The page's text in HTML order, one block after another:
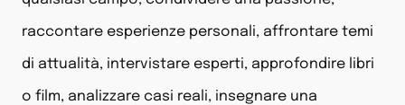
raccontare esperienze personali, affrontare temi
di attualità, intervistare esperti, approfondire libri
o film, analizzare casi reali, insegnare una